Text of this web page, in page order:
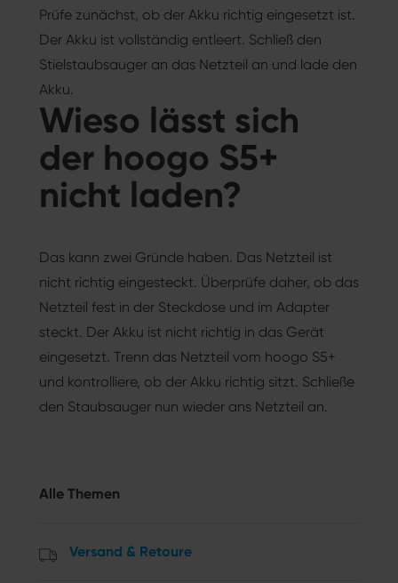
Prüfe zunächst, ob der Akku richtig eingesetzt ist.
Der Akku ist vollständig entleert. Schließ den
Stielstaubsauger an das Netzteil an und lade den
Akku.
Wieso lässt sich
der hoogo S5+
nicht laden?
Das kann zwei Gründe haben. Das Netzteil ist
nicht richtig eingesteckt. Überprüfe daher, ob das
Netzteil fest in der Steckdose und im Adapter
steckt. Der Akku ist nicht richtig in das Gerät
eingesetzt. Trenn das Netzteil vom hoogo S5+
und kontrolliere, ob der Akku richtig sitzt. Schließe
den Staubsauger nun wieder ans Netzteil an.
Alle Themen
Versand & Retoure